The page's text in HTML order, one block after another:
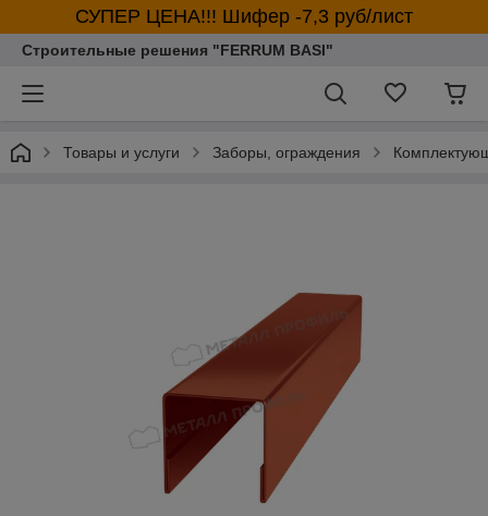
СУПЕР ЦЕНА!!! Шифер -7,3 руб/лист
Строительные решения "FERRUM BASI"
Товары и услуги Заборы, ограждения